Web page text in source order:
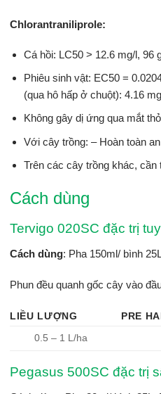
Chlorantraniliprole:
Cá hồi: LC50 > 12.6 mg/l, 96
Phiêu sinh vật: EC50 =
(qua hô hấp ở chuột): 4.16
Không gây dị ứng qua mắt
Với cây trồng: – Hoàn toàn
Trên các cây trồng khác,
Cách dùng
Tervigo 020SC đặc trị
Cách dùng: Pha 150ml/ bình
Phun đều quanh gốc cây vào
LIỀU LƯỢNG PRE
0.5 – 1 L/ha
Pegasus 500SC đặc trị